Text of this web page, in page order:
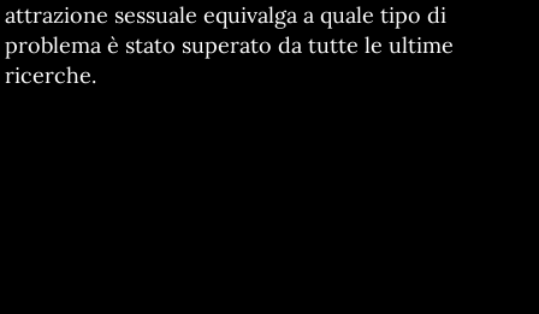
attrazione sessuale equivalga a quale tipo di
problema è stato superato da tutte le ultime
ricerche.